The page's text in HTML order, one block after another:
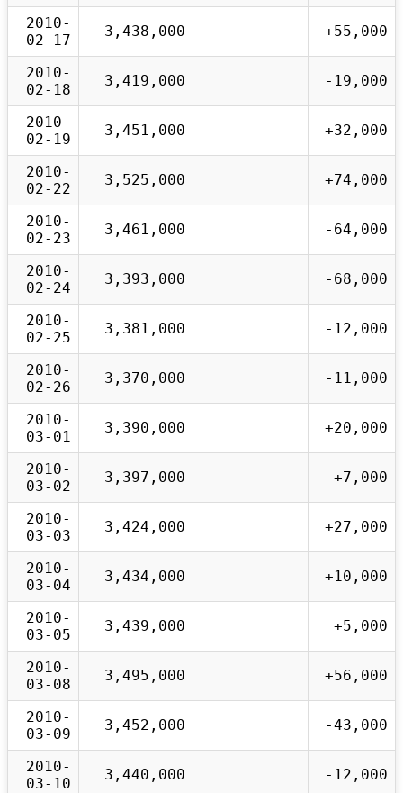
2010-
02-17
3,438,000 +55,000
2010-
02-18
3,419,000 -19,000
2010-
02-19
3,451,000 +32,000
2010-
02-22
3,525,000 +74,000
2010-
02-23
3,461,000 -64,000
2010-
02-24
3,393,000 -68,000
2010-
02-25
3,381,000 -12,000
2010-
02-26
3,370,000 -11,000
2010-
03-01
3,390,000 +20,000
2010-
03-02
3,397,000 +7,000
2010-
03-03
3,424,000 +27,000
2010-
03-04
3,434,000 +10,000
2010-
03-05
3,439,000 +5,000
2010-
03-08
3,495,000 +56,000
2010-
03-09
3,452,000 -43,000
2010-
03-10
3,440,000 -12,000